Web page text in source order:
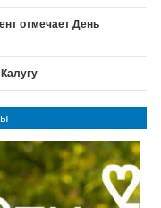
отмечает День